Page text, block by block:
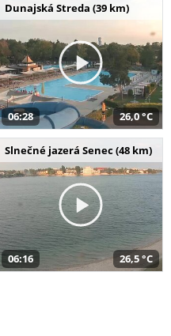
Dunajská Streda (39 km)
06:28 26,0 °C
Slnečné jazerá Senec (48 km)
06:16 26,5 °C